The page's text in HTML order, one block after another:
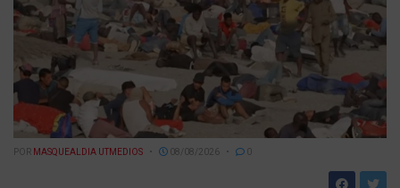
POR MASQUEALDIA UTMEDIOS 08/08/2026 0